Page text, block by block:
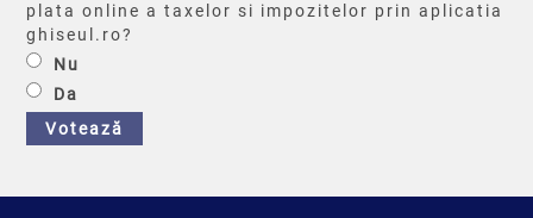
plata online a taxelor si impozitelor prin aplicatia
ghiseul.ro?
Nu
Da
Votează